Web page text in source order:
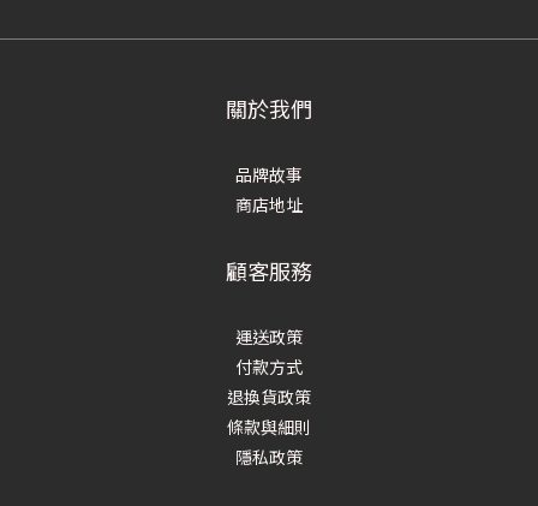
關於我們
品牌故事
商店地址
顧客服務
運送政策
付款方式
退換貨政策
條款與細則
隱私政策